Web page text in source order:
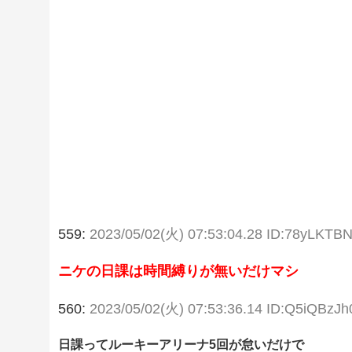
559: 2023/05/02(火) 07:53:04.28
ニケの日課は時間縛りが無いだけマシ
560: 2023/05/02(火) 07:53:36.14
日課ってルーキーアリーナ5回が怠いだけで